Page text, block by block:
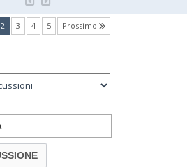
2(current)
3 4 5 Prossimo